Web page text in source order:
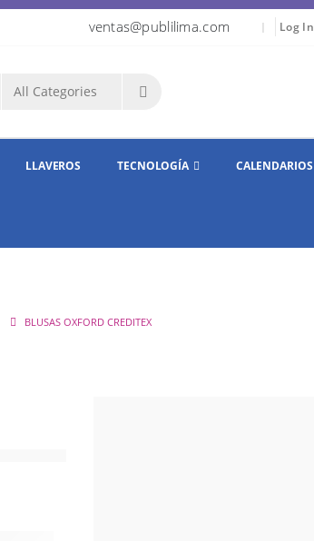
ventas@publilima.com | Log In
LLAVEROS TECNOLOGÍA CALENDARIOS
BLUSAS OXFORD CREDITEX